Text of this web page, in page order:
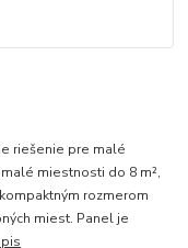
riešenie pre malé
miestnosti do 8 m²,
rozmerom
miest. Panel je